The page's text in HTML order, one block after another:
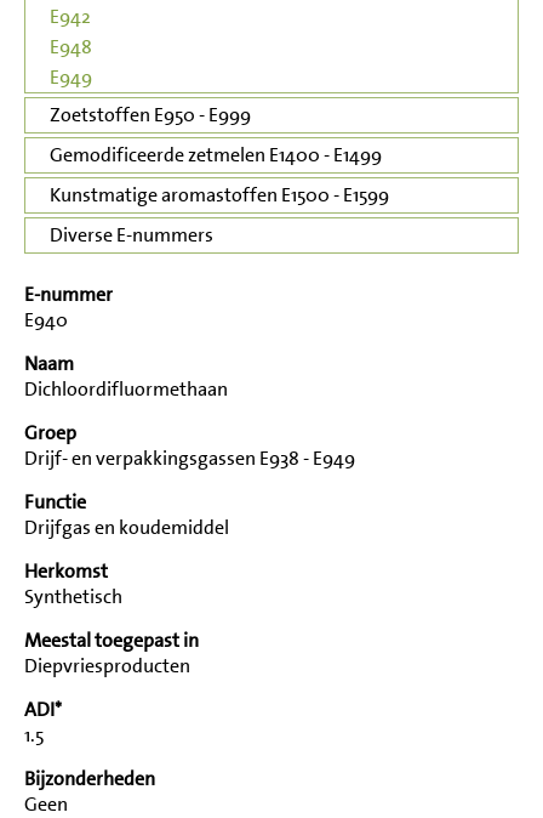
E942
E948
E949
Zoetstoffen E950 - E999
Gemodificeerde zetmelen E1400 - E1499
Kunstmatige aromastoffen E1500 - E1599
Diverse E-nummers
E-nummer
E940
Naam
Dichloordifluormethaan
Groep
Drijf- en verpakkingsgassen E938 - E949
Functie
Drijfgas en koudemiddel
Herkomst
Synthetisch
Meestal toegepast in
Diepvriesproducten
ADI*
1.5
Bijzonderheden
Geen